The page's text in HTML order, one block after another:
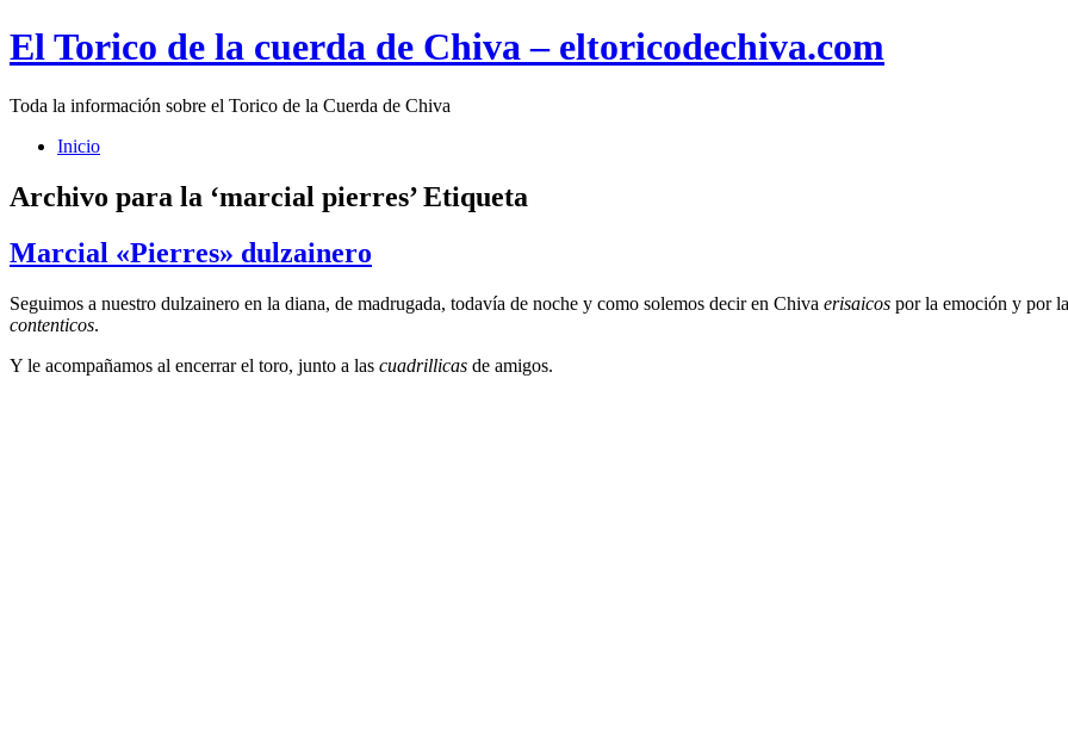
El Torico de la cuerda de Chiva – eltoricodechiva.com
Toda la información sobre el Torico de la Cuerda de Chiva
Inicio
Archivo para la ‘marcial pierres’ Etiqueta
Marcial «Pierres» dulzainero
Seguimos a nuestro dulzainero en la diana, de madrugada, todavía de noche y como solemos decir en Chiva erisaicos por la emoción y por
contenticos.
Y le acompañamos al encerrar el toro, junto a las cuadrillicas de amigos.